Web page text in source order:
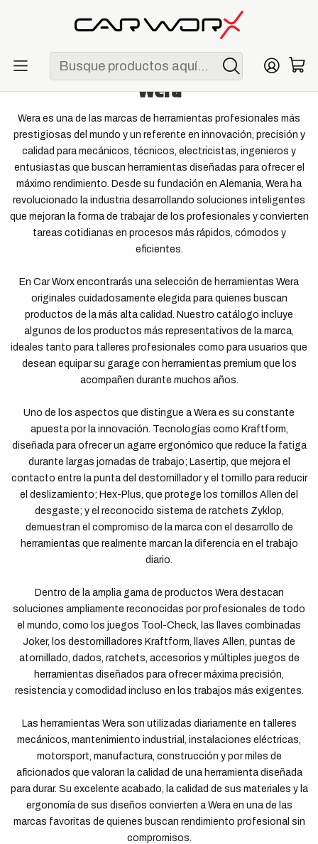
ENVÍO GRATIS POR COMPRAS MAYORES A S/ 250
Wera
Wera es una de las marcas de herramientas profesionales más
prestigiosas del mundo y un referente en innovación, precisión y
calidad para mecánicos, técnicos, electricistas, ingenieros y
entusiastas que buscan herramientas diseñadas para ofrecer el
máximo rendimiento. Desde su fundación en Alemania, Wera ha
revolucionado la industria desarrollando soluciones inteligentes
que mejoran la forma de trabajar de los profesionales y convierten
tareas cotidianas en procesos más rápidos, cómodos y
eficientes.
En Car Worx encontrarás una selección de herramientas Wera
originales cuidadosamente elegida para quienes buscan
productos de la más alta calidad. Nuestro catálogo incluye
algunos de los productos más representativos de la marca,
ideales tanto para talleres profesionales como para usuarios que
desean equipar su garage con herramientas premium que los
acompañen durante muchos años.
Uno de los aspectos que distingue a Wera es su constante
apuesta por la innovación. Tecnologías como Kraftform,
diseñada para ofrecer un agarre ergonómico que reduce la fatiga
durante largas jornadas de trabajo; Lasertip, que mejora el
contacto entre la punta del destornillador y el tornillo para reducir
el deslizamiento; Hex-Plus, que protege los tornillos Allen del
desgaste; y el reconocido sistema de ratchets Zyklop,
demuestran el compromiso de la marca con el desarrollo de
herramientas que realmente marcan la diferencia en el trabajo
diario.
Dentro de la amplia gama de productos Wera destacan
soluciones ampliamente reconocidas por profesionales de todo
el mundo, como los juegos Tool-Check, las llaves combinadas
Joker, los destornilladores Kraftform, llaves Allen, puntas de
atornillado, dados, ratchets, accesorios y múltiples juegos de
herramientas diseñados para ofrecer máxima precisión,
resistencia y comodidad incluso en los trabajos más exigentes.
Las herramientas Wera son utilizadas diariamente en talleres
mecánicos, mantenimiento industrial, instalaciones eléctricas,
motorsport, manufactura, construcción y por miles de
aficionados que valoran la calidad de una herramienta diseñada
para durar. Su excelente acabado, la calidad de sus materiales y la
ergonomía de sus diseños convierten a Wera en una de las
marcas favoritas de quienes buscan rendimiento profesional sin
compromisos.